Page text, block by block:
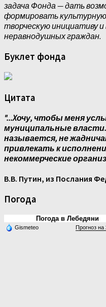
задача Фонда — дать
формировать
творческую инициативу
неравнодушных граждан.
Буклет фонда
Цитата
"...Xочу, чтобы меня
муниципальные
называется, не
привлекать к
некоммерческие
В.В. Путин, из Послания
Погода
Погода в Лебедяни
Gismeteo Прогноз на